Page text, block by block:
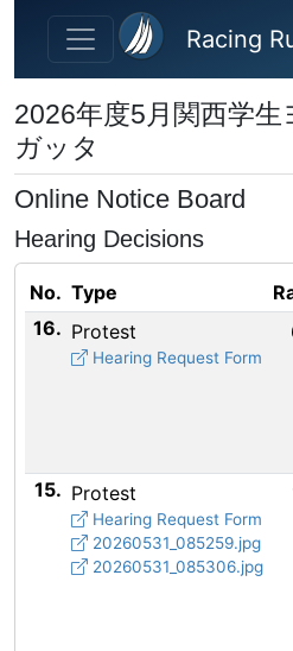
Skip to main content
Racing
2026年度5月関西学
ガッタ
Online Notice Board
Hearing Decisions
No. Type
16. Protest
Hearing Request Form
15. Protest
Hearing Request Form
20260531_085259.jpg
20260531_085306.jpg